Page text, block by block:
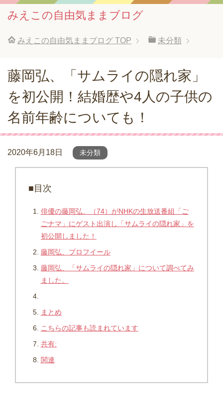
みえこの自由気ままブログ
みえこの自由気ままブログ TOP 未分類
藤岡弘、「サムライの隠れ家」
を初公開！結婚歴や4人の子供の
名前年齢についても！
2020年6月18日 未分類
■目次
俳優の藤岡弘、（74）がNHKの生放送番組「ご
ごナマ」にゲスト出演し「サムライの隠れ家」を
初公開しました！
藤岡弘、プロフイール
藤岡弘、「サムライの隠れ家」について調べてみ
ました。
まとめ
こちらの記事も読まれています
共有:
関連